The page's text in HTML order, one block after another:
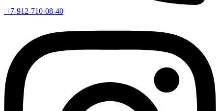
+7-912-710-08-40